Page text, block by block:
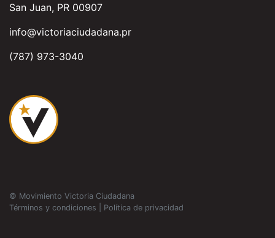
San Juan, PR 00907
info@victoriaciudadana.pr
(787) 973-3040
© Movimiento Victoria Ciudadana
Términos y condiciones
Política de privacidad